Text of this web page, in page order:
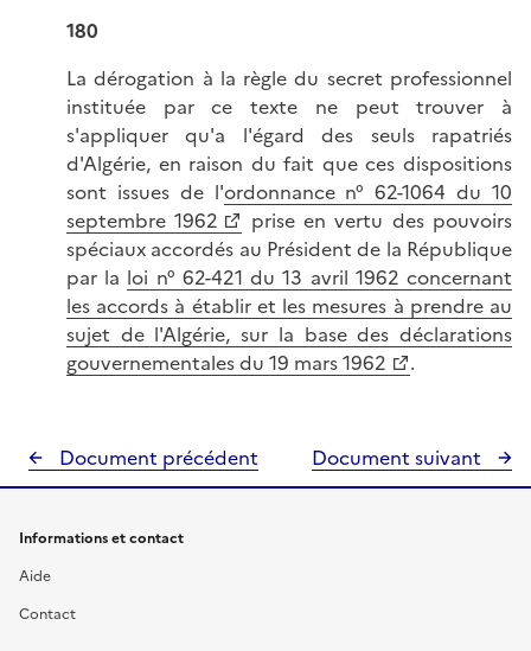
180
La dérogation à la règle du secret professionnel
instituée par ce texte ne peut trouver à
s'appliquer qu'a l'égard des seuls rapatriés
d'Algérie, en raison du fait que ces dispositions
sont issues de l'ordonnance n° 62-1064 du 10
septembre 1962
prise en vertu des pouvoirs
spéciaux accordés au Président de la République
par la loi n° 62-421 du 13 avril 1962 concernant
les accords à établir et les mesures à prendre au
sujet de l'Algérie, sur la base des déclarations
gouvernementales du 19 mars 1962
.
Document précédent Document suivant
Informations et contact
Aide
Contact